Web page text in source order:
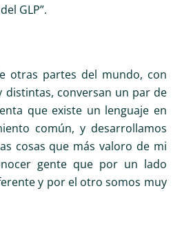
GLP”.
otras partes del mundo, con
distintas, conversan un par de
que existe un lenguaje en
común, y desarrollamos
cosas que más valoro de mi
gente que por un lado
y por el otro somos muy